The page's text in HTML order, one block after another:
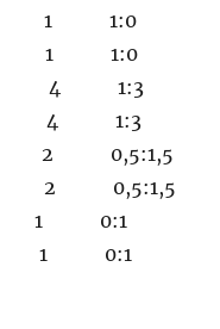
1 1:0
1 1:0
4 1:3
4 1:3
2 0,5:1,5
2 0,5:1,5
1 0:1
1 0:1